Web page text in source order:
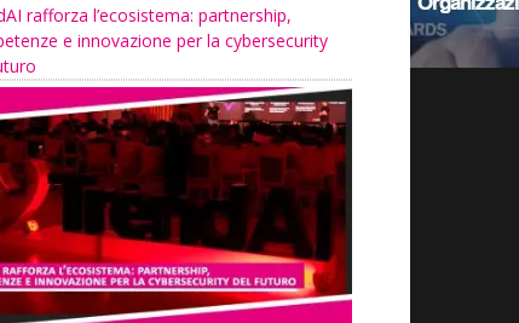
rafforza l’ecosistema: partnership,
e innovazione per la cybersecurity